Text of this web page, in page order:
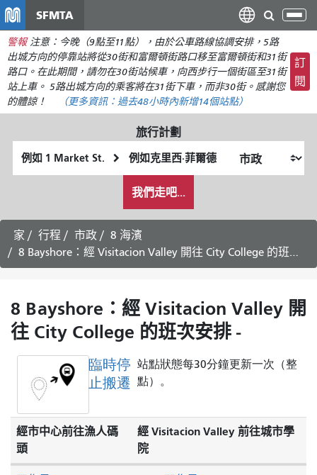
主
要
內
容
SFMTA
切
導
航
警報 注意：今晚（9點至11點），由於公車路線協調安排，5路
出城方向的停靠站將從30街和富爾頓街路口移至富爾頓街和31街
路口。在此期間，請勿在30街站候車，向西步行一個街區至31街
站上車。 5路出城方向的乘客將在31街下車，而非30街。感謝您
的體諒！
（更多資訊： 過去48小時內新增14個站點）
訂
閱
旅行計劃
起
始
終
點
我
希
望
旅
行
式
我們走吧...
家 行程 市政
8 海濱
8 Bayshore：經 Visitacion Valley 開往 City College 的班次安排 -
8 Bayshore：經 Visitacion Valley 開
往 City College 的班次安排 -
臨時停
止搬遷
站點狀態每30分鐘更新一次（整
點）。
經市中心前往漁人碼
頭
經 Visitacion Valley 前往城市學
院